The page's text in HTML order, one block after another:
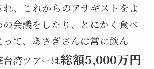
れ、これからのアサギストをよ
の会議をしたり、とにかく食べ
て、あさぎさんは常に飲ん
湾ツアーは総額5,000万円